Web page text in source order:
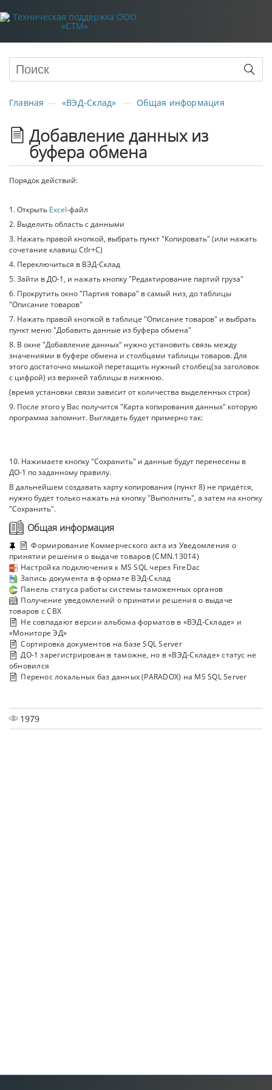
Главная «ВЭД-Склад» Общая информация
Добавление данных из
буфера обмена
Порядок действий:
1. Открыть Excel-файл
2. Выделить область с данными
3. Нажать правой кнопкой, выбрать пункт "Копировать" (или нажать
сочетание клавиш Ctlr+C)
4. Переключиться в ВЭД-Склад
5. Зайти в ДО-1, и нажать кнопку "Редактирование партий груза"
6. Прокрутить окно "Партия товара" в самый низ, до таблицы
"Описание товаров"
7. Нажать правой кнопкой в таблице "Описание товаров" и выбрать
пункт меню "Добавить данные из буфера обмена"
8. В окне "Добавление данных" нужно установить связь между
значениями в буфере обмена и столбцами таблицы товаров. Для
этого достаточно мышкой перетащить нужный столбец(за заголовок
с цифрой) из верхней таблицы в нижнюю.
(время установки связи зависит от количества выделенных строк)
9. После этого у Вас получится "Карта копирования данных" которую
программа запомнит. Выглядеть будет примерно так:
10. Нажимаете кнопку "Сохранить" и данные будут перенесены в
ДО-1 по заданному правилу.
В дальнейшем создавать карту копирования (пункт 8) не придётся,
нужно будет только нажать на кнопку "Выполнить", а затем на кнопку
"Сохранить".
Общая информация
Формирование Коммерческого акта из Уведомления о
принятии решения о выдаче товаров (CMN.13014)
Настройка подключения к MS SQL через FireDac
Запись документа в формате ВЭД-Склад
Панель статуса работы системы таможенных органов
Получение уведомлений о принятии решения о выдаче
товаров с СВХ
Не совпадают версии альбома форматов в «ВЭД-Складе» и
«Мониторе ЭД»
Сортировка документов на базе SQL Server
ДО-1 зарегистрирован в таможне, но в «ВЭД-Складе» статус не
обновился
Перенос локальных баз данных (PARADOX) на MS SQL Server
1979